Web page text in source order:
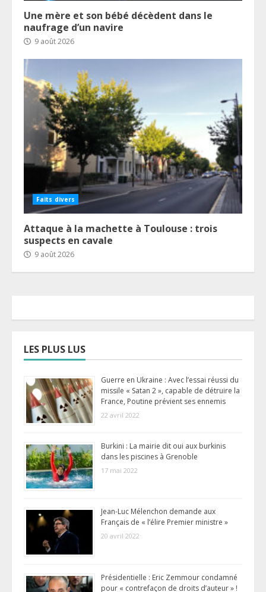
Une mère et son bébé décèdent dans le
naufrage d’un navire
9 août 2026
Faits divers
Attaque à la machette à Toulouse : trois
suspects en cavale
9 août 2026
LES PLUS LUS
Guerre en Ukraine : Avec l’essai réussi du
missile « Satan 2 », capable de détruire la
France, Poutine prévient ses ennemis
22 avril 2022
Burkini : La mairie dit oui aux burkinis
dans les piscines à Grenoble
17 mai 2022
Jean-Luc Mélenchon demande aux
Français de « l’élire Premier ministre »
20 avril 2022
Présidentielle : Eric Zemmour condamné
pour « contrefaçon de droits d’auteur » !